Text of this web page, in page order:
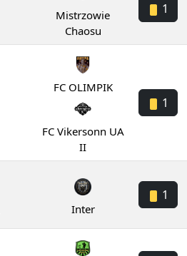
Mistrzowie
Chaosu
1
FC OLIMPIK
FC Vikersonn UA
II
1
Inter
1